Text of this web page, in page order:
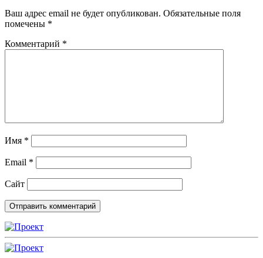
Ваш адрес email не будет опубликован. Обязательные поля
помечены *
Комментарий *
Имя *
Email *
Сайт